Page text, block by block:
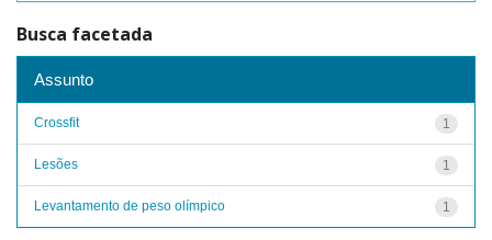
Busca facetada
Assunto
1
Crossfit
1
Lesões
1
Levantamento de peso olímpico